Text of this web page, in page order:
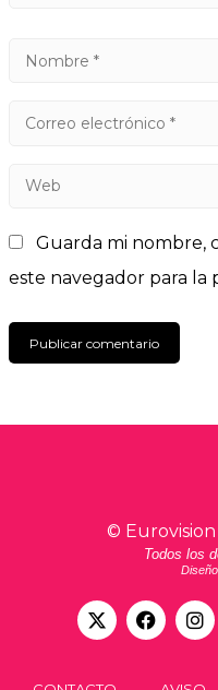
Guarda mi nombre,
este navegador para la
©
Todos los